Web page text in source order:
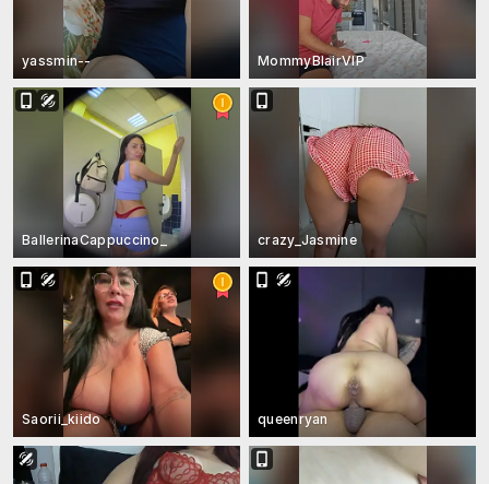
yassmin-- MommyBlairVIP
BallerinaCappuccino_ crazy_Jasmine
Saorii_kiido queenryan